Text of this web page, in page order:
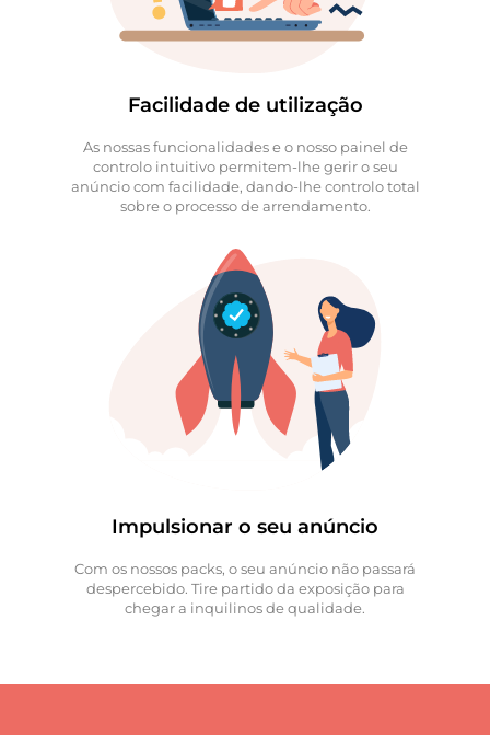
Facilidade de utilização
As nossas funcionalidades e o nosso painel de
controlo intuitivo permitem-lhe gerir o seu
anúncio com facilidade, dando-lhe controlo total
sobre o processo de arrendamento.
Impulsionar o seu anúncio
Com os nossos packs, o seu anúncio não passará
despercebido. Tire partido da exposição para
chegar a inquilinos de qualidade.